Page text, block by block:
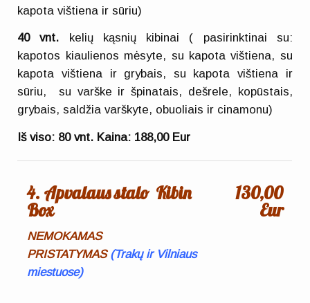
kapota vištiena ir sūriu)
40 vnt. kelių kąsnių kibinai ( pasirinktinai su:
kapotos kiaulienos mėsyte, su kapota vištiena, su
kapota vištiena ir grybais, su kapota vištiena ir
sūriu, su varške ir špinatais, dešrele, kopūstais,
grybais, saldžia varškyte, obuoliais ir cinamonu)
Iš viso: 80vnt. Kaina: 188,00 Eur
4. Apvalaus staloKibin
Box
NEMOKAMAS
PRISTATYMAS (Trakų ir Vilniaus
miestuose)
130,00
Eur